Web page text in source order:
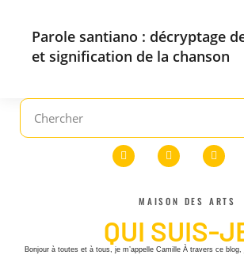
Parole santiano : décryptage
et signification de la chanson
MAISON DES ARTS
QUI SUIS-
Bonjour à toutes et à tous, je m’appelle Camille À travers ce